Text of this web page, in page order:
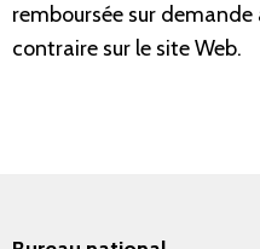
remboursée sur
contraire sur le site Web.